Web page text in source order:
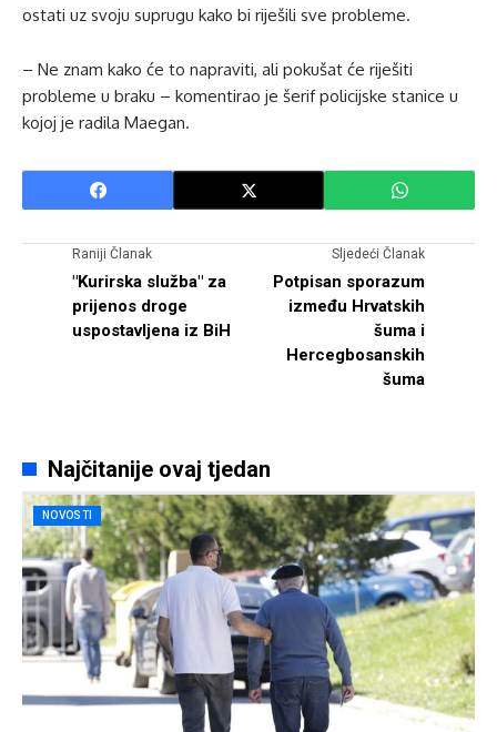
ostati uz svoju suprugu kako bi riješili sve probleme.
– Ne znam kako će to napraviti, ali pokušat će riješiti
probleme u braku – komentirao je šerif policijske stanice u
kojoj je radila Maegan.
Raniji Članak
"Kurirska služba" za
prijenos droge
uspostavljena iz BiH
Sljedeći Članak
Potpisan sporazum
između Hrvatskih
šuma i
Hercegbosanskih
šuma
Najčitanije ovaj tjedan
NOVOSTI